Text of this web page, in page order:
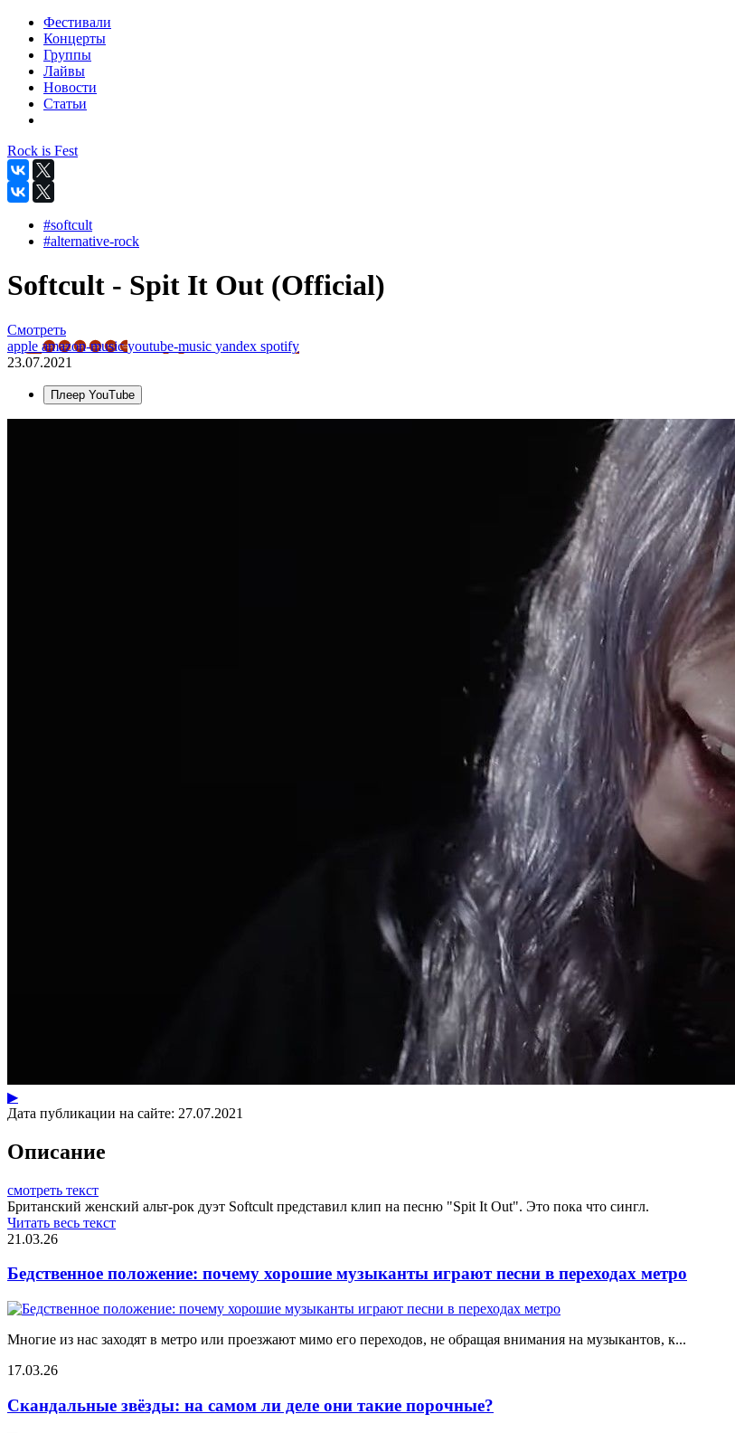
Фестивали
Концерты
Группы
Лайвы
Новости
Статьи
Rock is Fest
#softcult
#alternative-rock
Softcult - Spit It Out (Official)
Смотреть
apple amazon-musicyoutube-music yandex spotify
23.07.2021
Плеер YouTube
▶
Дата публикации на сайте: 27.07.2021
Описание
смотреть текст
Британский женский альт-рок дуэт Softcult представил клип на песню "Spit It Out". Это пока что сингл.
Читать весь текст
21.03.26
Бедственное положение: почему хорошие музыканты играют песни в переходах метро
Многие из нас заходят в метро или проезжают мимо его переходов, не обращая внимания на музыкантов, к...
17.03.26
Скандальные звёзды: на самом ли деле они такие порочные?